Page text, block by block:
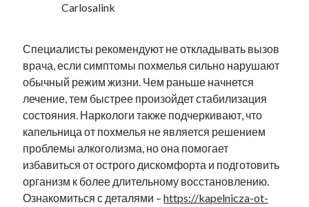
Carlosalink
Специалисты рекомендуют не откладывать вызов
врача, если симптомы похмелья сильно нарушают
обычный режим жизни. Чем раньше начнется
лечение, тем быстрее произойдет стабилизация
состояния. Наркологи также подчеркивают, что
капельница от похмелья не является решением
проблемы алкоголизма, но она помогает
избавиться от острого дискомфорта и подготовить
организм к более длительному восстановлению.
Ознакомиться с деталями –https://kapelnicza-ot-